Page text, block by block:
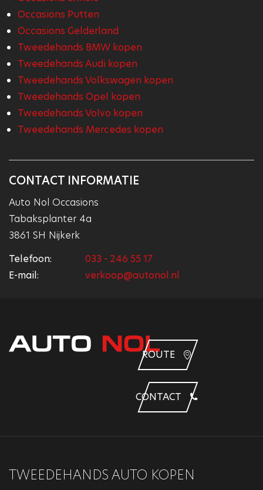
Occasions Putten
Occasions Gelderland
Tweedehands BMW kopen
Tweedehands Audi kopen
Tweedehands Volkswagen kopen
Tweedehands Opel kopen
Tweedehands Volvo kopen
Tweedehands Mercedes kopen
CONTACT INFORMATIE
Auto Nol Occasions
Tabaksplanter 4a
3861 SH Nijkerk
Telefoon:
033 - 246 55 17
E-mail:
verkoop@autonol.nl
ROUTE
CONTACT
TWEEDEHANDS AUTO KOPEN